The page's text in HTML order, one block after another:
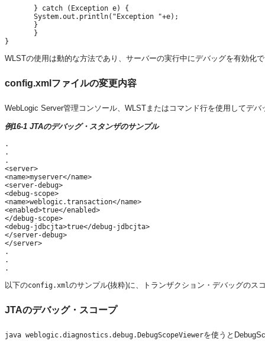
       } catch (Exception e) {
       System.out.println("Exception "+e);
       }
       }
WLSTの使用は動的な方法であり、サーバーの実行中にデバッグを有効化で
config.xmlファイルの変更内容
WebLogic Server管理コンソール、WLSTまたはコマンド行を使用してデ
例16-1 JTAのデバッグ・スタンザのサンプル
.
.
.
<server>
<name>myserver</name>
<server-debug>
<debug-scope>
<name>weblogic.transaction</name>
<enabled>true</enabled>
</debug-scope>
<debug-jdbcjta>true</debug-jdbcjta>
</server-debug>
</server>
.
.
以下のconfig.xmlのサンプル(抜粋)に、トランザクション・デバッグのス
JTAのデバッグ・スコープ
java weblogic.diagnostics.debug.DebugScopeViewerを使うと